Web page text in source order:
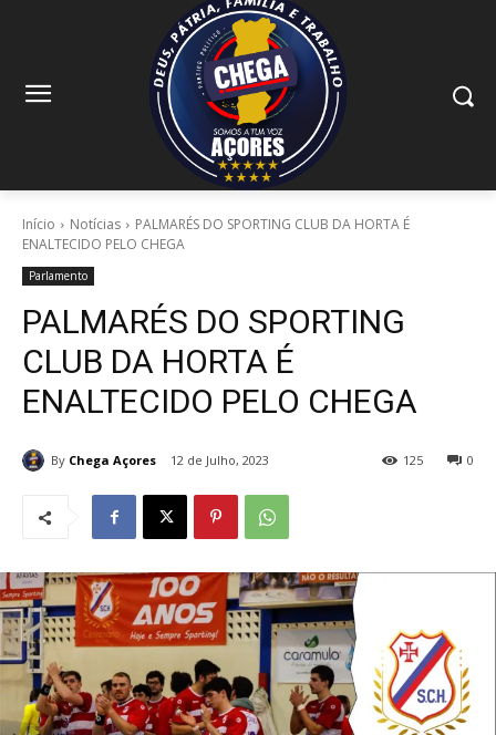
Início Notícias
PALMARÉS DO SPORTING CLUB DA HORTA É
ENALTECIDO PELO CHEGA
Parlamento
PALMARÉS DO SPORTING
CLUB DA HORTA É
ENALTECIDO PELO CHEGA
By Chega Açores 12 de Julho, 2023 0
125